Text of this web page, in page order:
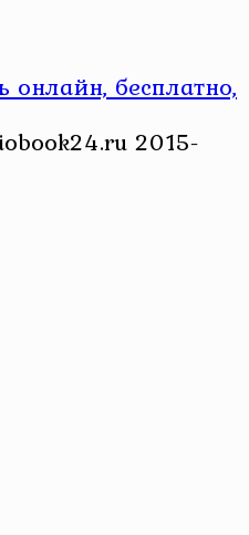
бесплатно,
2015-